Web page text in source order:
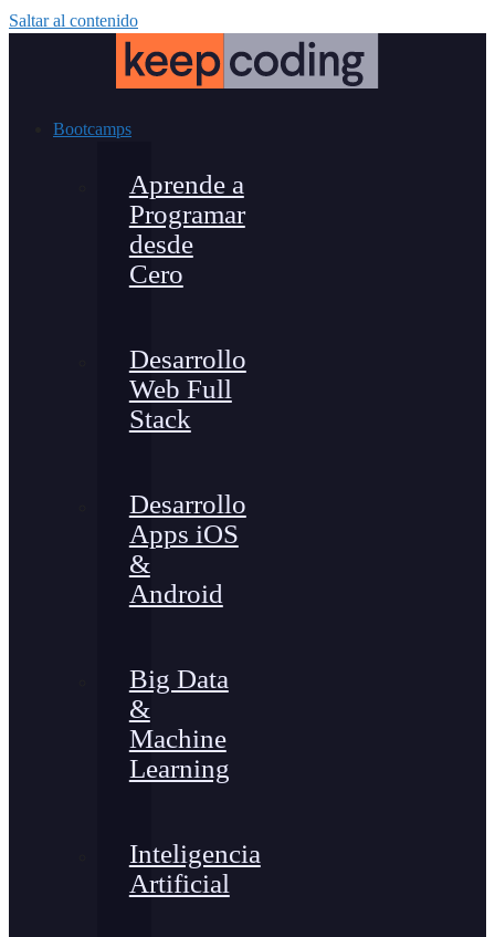
Saltar al contenido
Bootcamps
Aprende a
Programar
desde
Cero
Desarrollo
Web Full
Stack
Desarrollo
Apps iOS
&
Android
Big Data
&
Machine
Learning
Inteligencia
Artificial